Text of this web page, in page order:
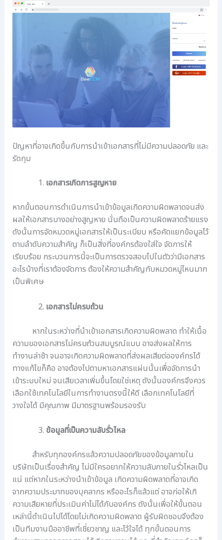
ปัญหาที่อาจเกิดขึ้นกับการนำเข้าเอกสารที่ไม่มีความปลอดภัย และ
รัดกุม
เอกสารเกิดการสูญหาย
หากขั้นตอนการดำเนินการนำเข้าข้อมูลเกิดความผิดพลาดจนส่ง
ผลให้เอกสารบางอย่างสูญหาย นั่นถือเป็นความผิดพลาดร้ายแรง
ดังนั้นการจัดหมวดหมู่เอกสารให้เป็นระเบียบ หรือคัดแยกข้อมูลไว้
ตามลำดับความสำคัญ ก็เป็นสิ่งที่องค์กรต้องใส่ใจ จัดการให้
เรียบร้อย กระบวนการนี้จะเป็นการตรวจสอบไปในตัวว่ามีเอกสาร
อะไรบ้างที่เราต้องจัดการ ต้องให้ความสำคัญกับหมวดหมู่ไหนมาก
เป็นพิเศษ
เอกสารไม่ครบถ้วน
หากในระหว่างที่นำเข้าเอกสารเกิดความผิดพลาด ทำให้เนื้อ
ความของเอกสารไม่ครบถ้วนสมบูรณ์แบบ อาจส่งผลให้การ
ทำงานล่าช้า จนอาจเกิดความผิดพลาดที่ส่งผลเสียต่อองค์กรได้
ทางแก้ไขก็คือ อาจต้องไปตามหาเอกสารแผ่นนั้นเพื่อจัดการนำ
เข้าระบบใหม่ จนเสียเวลาเพิ่มขึ้นโดยใช่เหตุ ดังนั้นองค์กรจึงควร
เลือกใช้เทคโนโลยีในการทำงานตรงนี้ให้ดี เลือกเทคโนโลยีที่
วางใจได้ มีคุณภาพ มีมาตรฐานพร้อมรองรับ
ข้อมูลที่เป็นความลับรั่วไหล
สำหรับทุกองค์กรแล้วความปลอดภัยของข้อมูลภายใน
บริษัทเป็นเรื่องสำคัญ ไม่มีใครอยากให้ความลับภายในรั่วไหลเป็น
แน่ แต่หากในระหว่างนำเข้าข้อมูล เกิดความผิดพลาดที่อาจเกิด
จากความประมาทของบุคลากร หรืออะไรก็แล้วแต่ อาจก่อให้เกิ
ความเสียหายที่ประเมินค่าไม่ได้กับองค์กร ดังนั้นเพื่อให้ขั้นตอน
เหล่านี้ดำเนินไปได้โดยไม่เกิดความผิดพลาด ผู้รับผิดชอบจึงต้อง
เป็นทีมงานมืออาชีพที่เชี่ยวชาญ และไว้ใจได้ ทุกขั้นตอนการ